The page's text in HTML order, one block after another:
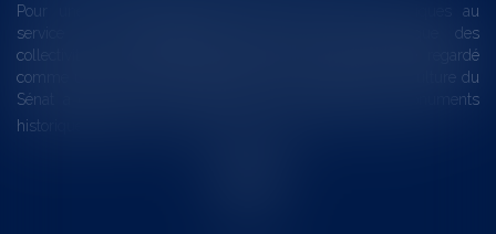
Pour une gestion patrimoniale des monuments historiques au
service du développement économique et touristique des
collectivités Le monument historique a longtemps été regardé
comme une charge. Le rapport que la commission de la culture du
Sénat a consacré, en juillet 2026, à la gestion des monuments
historiques invite à y voir aussi une ressour...